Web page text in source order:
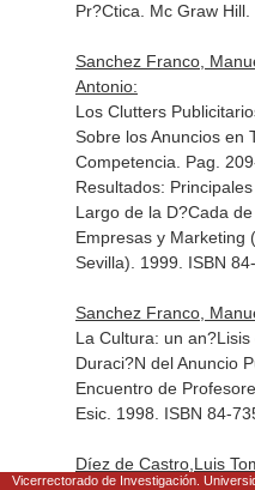
Pr?Ctica . Mc Graw
Sanchez Franco,
Antonio:
Los Clutters
Sobre los Anuncios en
Competencia. Pag.
Resultados:
Largo de la D?Cada
Empresas y Marketing
Sevilla). 1999. ISBN
Sanchez Franco,
La Cultura: un
Duraci?N del Anuncio
Encuentro de
Esic. 1998. ISBN 84-
Díez de Castro,Luis
Vicerrectorado de Investigación.